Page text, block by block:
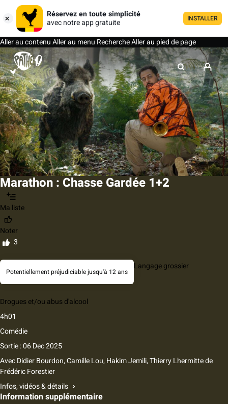
Réservez en toute simplicité
avec notre app gratuite
INSTALLER
Aller au contenuAller au menu RechercheAller au pied de page
Marathon : Chasse Gardée 1+2
Ma liste
Noter
3
Potentiellement préjudiciable jusqu'à 12 ans
Langage grossier
Drogues et/ou abus d'alcool
4h01
Comédie
Sortie : 06 Dec 2025
AvecDidier Bourdon, Camille Lou, Hakim Jemili, Thierry Lhermittede
Frédéric Forestier
Infos, vidéos & détails
Information supplémentaire